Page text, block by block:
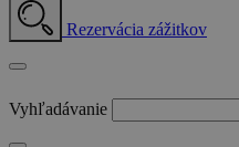
Rezervácia zážitkov
Vyhľadávanie